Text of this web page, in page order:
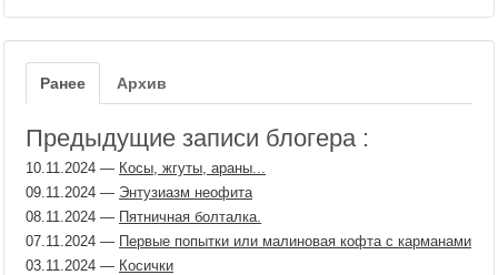
Ранее Архив
Предыдущие записи блогера :
10.11.2024 — Косы, жгуты, араны...
09.11.2024 — Энтузиазм неофита
08.11.2024 — Пятничная болталка.
07.11.2024 — Первые попытки или малиновая кофта с карманами
03.11.2024 — Косички